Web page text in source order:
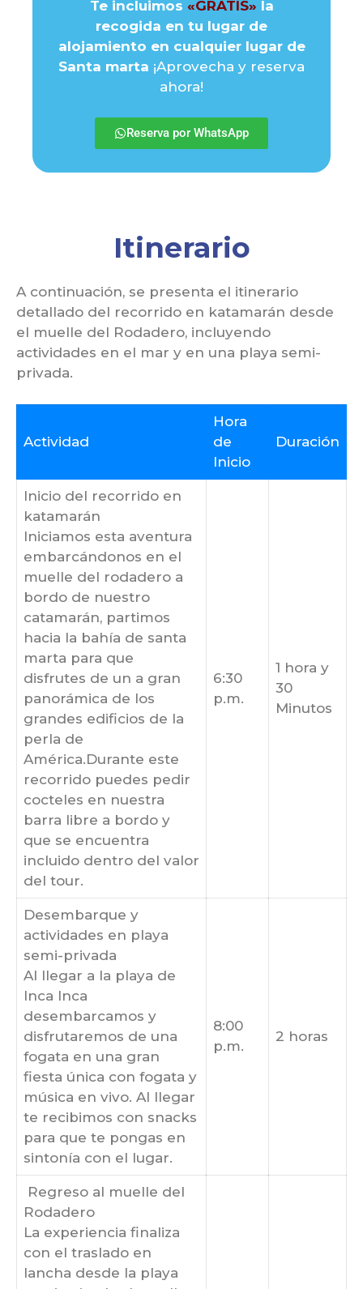
Te incluimos «GRATIS» la
recogida en tu lugar de
alojamiento en cualquier lugar de
Santa marta ¡Aprovecha y reserva
ahora!
Reserva por WhatsApp
Itinerario
A continuación, se presenta el itinerario
detallado del recorrido en katamarán desde
el muelle del Rodadero, incluyendo
actividades en el mar y en una playa semi-
privada.
Actividad
Hora
de
Inicio
Duración
Inicio del recorrido en
katamarán
Iniciamos esta aventura
embarcándonos en el
muelle del rodadero a
bordo de nuestro
catamarán, partimos
hacia la bahía de santa
marta para que
disfrutes de un a gran
panorámica de los
grandes edificios de la
perla de
América.Durante este
recorrido puedes pedir
cocteles en nuestra
barra libre a bordo y
que se encuentra
incluido dentro del valor
del tour.
6:30
p.m.
1 hora y
30
Minutos
Desembarque y
actividades en playa
semi-privada
Al llegar a la playa de
Inca Inca
desembarcamos y
disfrutaremos de una
fogata en una gran
fiesta única con fogata y
música en vivo. Al llegar
te recibimos con snacks
para que te pongas en
sintonía con el lugar.
8:00
p.m.
2 horas
Regreso al muelle del
Rodadero
La experiencia finaliza
con el traslado en
lancha desde la playa